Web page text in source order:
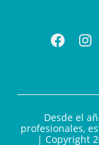
Desde el
profesionales,
| Copyright